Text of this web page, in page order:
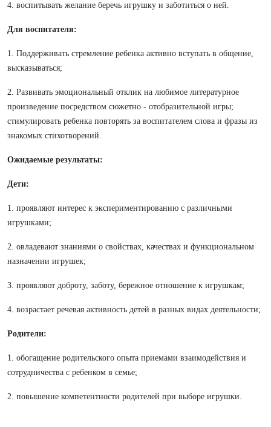
4. воспитывать желание беречь игрушку и заботиться о ней.
Для воспитателя:
1. Поддерживать стремление ребенка активно вступать в общение,
высказываться;
2. Развивать эмоциональный отклик на любимое литературное
произведение посредством сюжетно - отобразительной игры;
стимулировать ребенка повторять за воспитателем слова и фразы из
знакомых стихотворений.
Ожидаемые результаты:
Дети:
1. проявляют интерес к экспериментированию с различными
игрушками;
2. овладевают знаниями о свойствах, качествах и функциональном
назначении игрушек;
3. проявляют доброту, заботу, бережное отношение к игрушкам;
4. возрастает речевая активность детей в разных видах деятельности;
Родители:
1. обогащение родительского опыта приемами взаимодействия и
сотрудничества с ребенком в семье;
2. повышение компетентности родителей при выборе игрушки.